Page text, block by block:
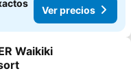
Ver precios
a favoritos
Waikiki